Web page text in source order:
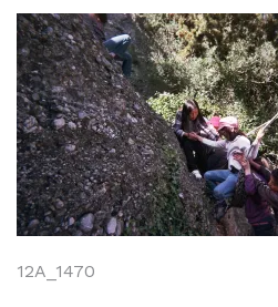
Navegación
12A_1470